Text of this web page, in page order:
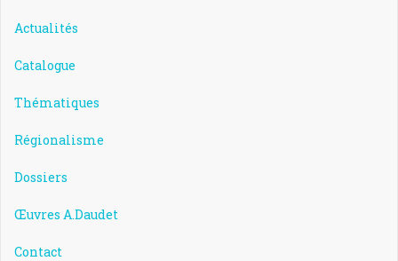
Actualités
Catalogue
Thématiques
Régionalisme
Dossiers
Œuvres A.Daudet
Contact